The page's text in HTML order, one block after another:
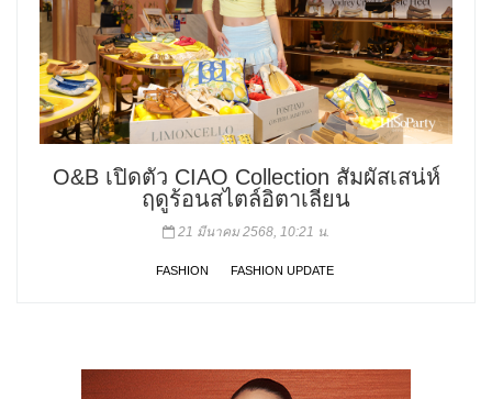
O&B เปิดตัว CIAO Collection สัมผัสเสน่ห์
ฤดูร้อนสไตล์อิตาเลียน
21 มีนาคม 2568, 10:21 น.
FASHION FASHION UPDATE